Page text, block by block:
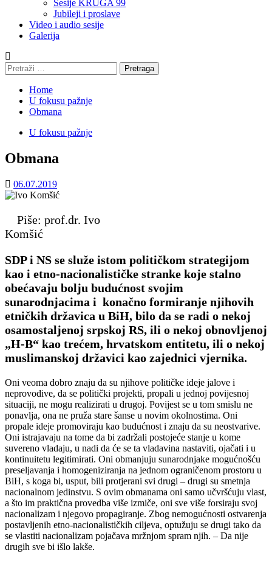
Sesije KRUGA 99
Jubileji i proslave
Video i audio sesije
Galerija
Pretraga:
Home
U fokusu pažnje
Obmana
U fokusu pažnje
Obmana
06.07.2019
Piše: prof.dr. Ivo
Komšić
SDP i NS se služe istom političkom strategijom
kao i etno-nacionalističke stranke koje stalno
obećavaju bolju budućnost svojim
sunarodnjacima i konačno formiranje njihovih
etničkih državica u BiH, bilo da se radi o nekoj
osamostaljenoj srpskoj RS, ili o nekoj obnovljenoj
„H-B“ kao trećem, hrvatskom entitetu, ili o nekoj
muslimanskoj državici kao zajednici vjernika.
Oni veoma dobro znaju da su njihove političke ideje jalove i
neprovodive, da se politički projekti, propali u jednoj povijesnoj
situaciji, ne mogu realizirati u drugoj. Povijest se u tom smislu ne
ponavlja, ona ne pruža stare šanse u novim okolnostima. Oni
propale ideje promoviraju kao budućnost i znaju da su neostvarive.
Oni istrajavaju na tome da bi zadržali postojeće stanje u kome
suvereno vladaju, u nadi da će se ta vladavina nastaviti, ojačati i u
kontinuitetu legitimirati. Oni obmanjuju sunarodnjake mogućnošću
preseljavanja i homogeniziranja na jednom ograničenom prostoru u
BiH, s koga bi, usput, bili protjerani svi drugi – drugi su smetnja
nacionalnom jedinstvu. S ovim obmanama oni samo učvršćuju vlast,
a što im praktična provedba više izmiče, oni sve više forsiraju svoj
nacionalizam i njegovo propagiranje. Zbog nemogućnosti ostvarenja
postavljenih etno-nacionalističkih ciljeva, optužuju se drugi tako da
se vlastiti nacionalizam pojačava mržnjom spram njih. – Da nije
drugih sve bi išlo lakše.